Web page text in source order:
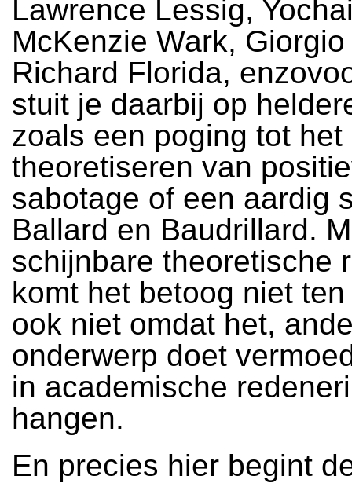
Lawrence Lessig,
McKenzie Wark,
Richard Florida,
stuit je daarbij op
zoals een poging tot het
theoretiseren van
sabotage of een aardig
Ballard en Baudrillard.
schijnbare theoretische
komt het betoog niet
ook niet omdat het,
onderwerp doet
in academische
hangen.
En precies hier begint